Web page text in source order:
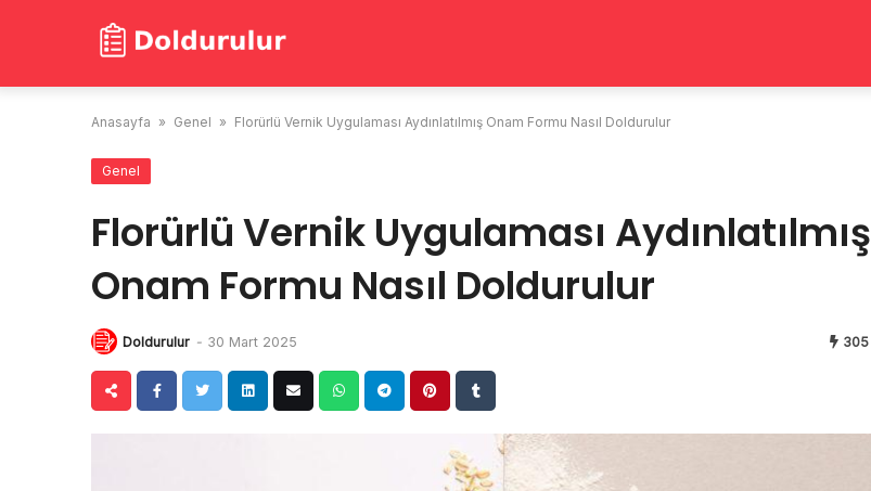
Anasayfa » Genel » Florürlü Vernik Uygulaması Aydınlatılmış Onam Formu Nasıl Doldurulur
Genel
Florürlü Vernik Uygulaması Aydınlatılmış
Onam Formu Nasıl Doldurulur
Doldurulur - 30 Mart 2025 305